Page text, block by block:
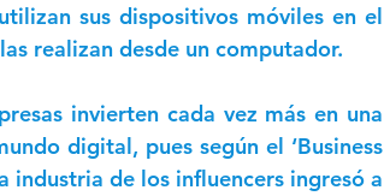
sus dispositivos móviles en el
realizan desde un computador.
invierten cada vez más en una
digital, pues según el ‘Business
industria de los influencers ingresó a